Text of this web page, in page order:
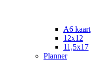
A6 kaart
12x12
11,5x17
Planner